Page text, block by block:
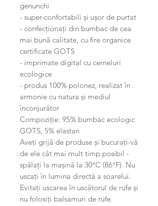
genunchi
- super-confortabili și ușor de purtat
- confecționați din bumbac de cea
mai bună calitate, cu fire organice
certificate GOTS
- imprimate digital cu cerneluri
ecologice
- produs 100% polonez, realizat în
armonie cu natura și mediul
înconjurător
Compoziție: 95% bumbac ecologic
GOTS, 5% elastan
Aveți grijă de produse și bucurați-vă
de ele cât mai mult timp posibil -
spălați la mașină la 30°C (86°F). Nu
uscați în lumina directă a soarelui.
Evitați uscarea în uscătorul de rufe și
nu folosiți balsamuri de rufe.